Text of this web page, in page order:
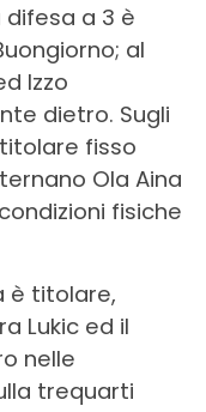
difesa a 3 è
al
Izzo
dietro. Sugli
fisso
Ola Aina
fisiche
è titolare,
Lukic ed il
nelle
trequarti